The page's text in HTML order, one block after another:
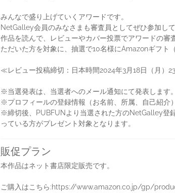
みんなで盛り上げていくアワードです。
NetGalley会員のみなさまも審査員としてぜひ参加して
作品を読んで、レビューやカバー投票でアワードの
ただいた方を対象に、抽選で10名様にAmazonギフト
≪レビュー投稿締切：日本時間2024年3月18日（月）
※当選発表は、当選者へのメール通知にて発表します
※プロフィールの登録情報（お名前、所属、自己紹介
※締切後、PUBFUNより当選された方のNetGalley登
っている方がプレゼント対象となります。
販促プラン
本作品はネット書店限定販売です。
ご購入はこちら:https://www.amazon.co.jp/gp/